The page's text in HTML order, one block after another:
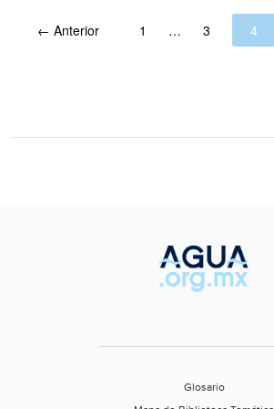
en
← Anterior 1 … 3 4
Glosario